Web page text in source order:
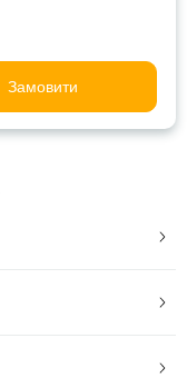
Замовити